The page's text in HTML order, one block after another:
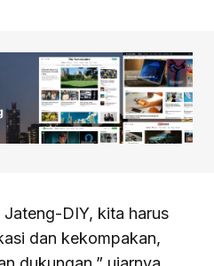
DIY, kita harus
dan kekompakan,